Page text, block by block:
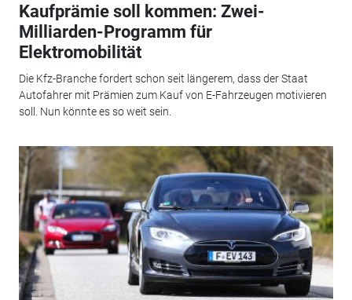
Kaufprämie soll kommen: Zwei-
Milliarden-Programm für
Elektromobilität
Die Kfz-Branche fordert schon seit längerem, dass der Staat
Autofahrer mit Prämien zum Kauf von E-Fahrzeugen motivieren
soll. Nun könnte es so weit sein.